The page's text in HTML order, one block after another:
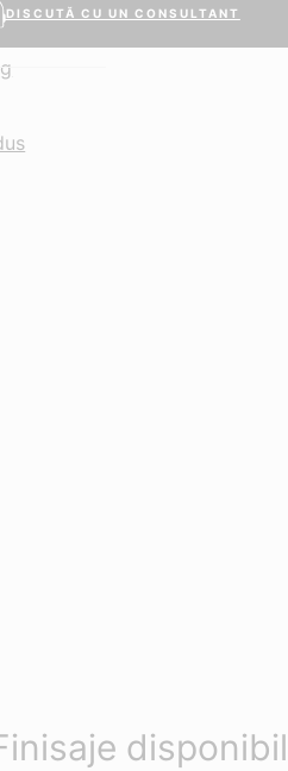
DISCUTĂ CU UN CONSULTANT